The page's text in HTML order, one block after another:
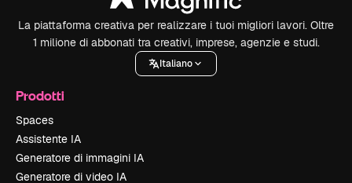
La piattaforma creativa per realizzare i tuoi migliori lavori. Oltre
1 milione di abbonati tra creativi, imprese, agenzie e studi.
Italiano
Prodotti
Spaces
Assistente IA
Generatore di immagini IA
Generatore di video IA